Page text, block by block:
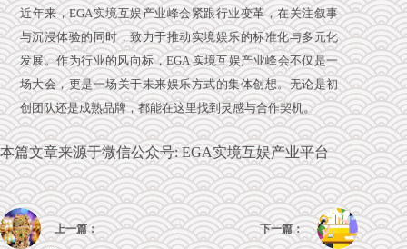
近年来，EGA实境互娱产业峰会紧跟行业变革，在关注叙事
与沉浸体验的同时，致力于推动实境娱乐的标准化与多元化
发展。作为行业的风向标，EGA 实境互娱产业峰会不仅是一
场大会，更是一场关于未来娱乐方式的集体创想。无论是初
创团队还是成熟品牌，都能在这里找到灵感与合作契机。
本篇文章来源于微信公众号: EGA实境互娱产业平台
上一篇： 下一篇：